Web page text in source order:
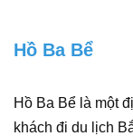
Hồ Ba Bể
Hồ Ba Bể là một
khách đi du lịch